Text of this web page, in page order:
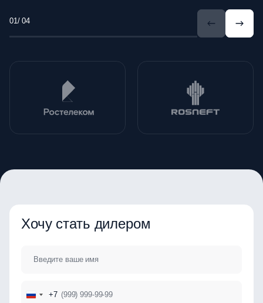
/ 04
Хочу стать дилером
+7